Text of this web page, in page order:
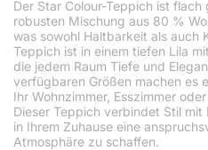
Der Star Colour-Teppich ist
robusten Mischung aus 80 %
was sowohl Haltbarkeit als auch
Teppich ist in einem tiefen Lila
die jedem Raum Tiefe und
verfügbaren Größen machen es
Ihr Wohnzimmer, Esszimmer
Dieser Teppich verbindet Stil
in Ihrem Zuhause eine
Atmosphäre zu schaffen.